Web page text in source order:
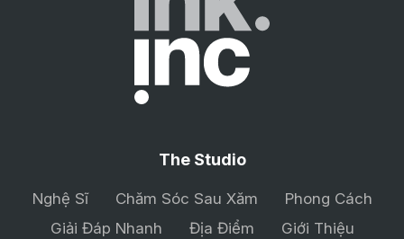
The Studio
Nghệ Sĩ Chăm Sóc Sau Xăm
Phong Cách
Giải Đáp Nhanh
Địa Điểm
Giới Thiệu